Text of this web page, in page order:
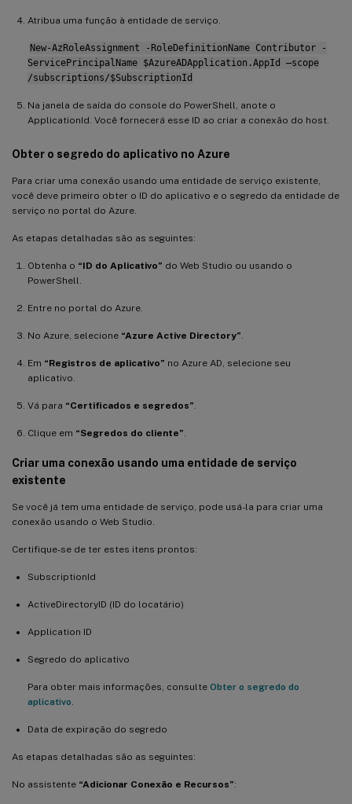
Atribua uma função à entidade de serviço.
New-AzRoleAssignment -RoleDefinitionName Contributor -
ServicePrincipalName $AzureADApplication.AppId –scope
/subscriptions/$SubscriptionId
Na janela de saída do console do PowerShell, anote o
ApplicationId. Você fornecerá esse ID ao criar a conexão do host.
Obter o segredo do aplicativo no Azure
Para criar uma conexão usando uma entidade de serviço existente,
você deve primeiro obter o ID do aplicativo e o segredo da entidade de
serviço no portal do Azure.
As etapas detalhadas são as seguintes:
Obtenha o “ID do Aplicativo” do Web Studio ou usando o
PowerShell.
Entre no portal do Azure.
No Azure, selecione “Azure Active Directory”
Em “Registros de aplicativo” no Azure AD, selecione seu
aplicativo.
Vá para “Certificados e segredos”
Clique em “Segredos do cliente”
Criar uma conexão usando uma entidade de serviço
existente
Se você já tem uma entidade de serviço, pode usá-la para criar uma
conexão usando o Web Studio.
Certifique-se de ter estes itens prontos:
SubscriptionId
ActiveDirectoryID (ID do locatário)
Application ID
Segredo do aplicativo
Para obter mais informações, consulte Obter o segredo do
aplicativo
Data de expiração do segredo
As etapas detalhadas são as seguintes:
No assistente “Adicionar Conexão e Recursos”: